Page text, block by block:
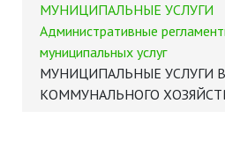
МУНИЦИПАЛЬНЫЕ УСЛУГИ
Административные
муниципальных услуг
МУНИЦИПАЛЬНЫЕ УСЛУГИ
КОММУНАЛЬНОГО